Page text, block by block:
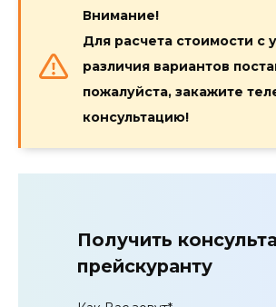
Внимание!
Для расчета стоимости с
различия вариантов
пожалуйста, закажите
консультацию!
Получить
прейскуранту